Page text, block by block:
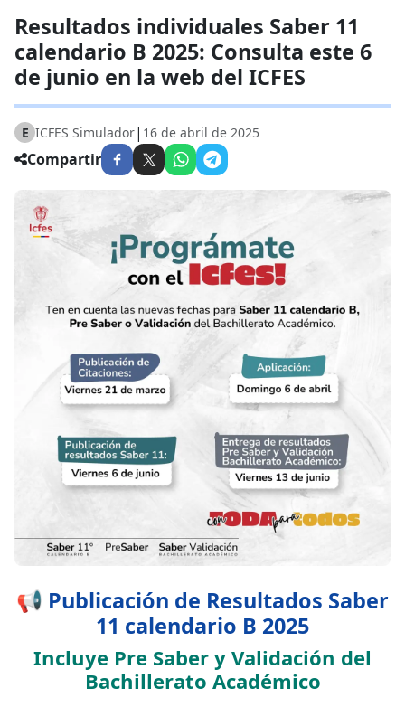
Resultados individuales Saber 11
calendario B 2025: Consulta este 6
de junio en la web del ICFES
E ICFES Simulador| 16 de abril de 2025
Compartir
📢 Publicación de Resultados Saber
11 calendario B 2025
Incluye Pre Saber y Validación del
Bachillerato Académico